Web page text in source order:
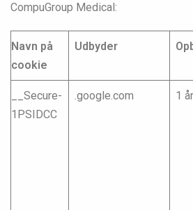
CompuGroup Medical:
Navn på
cookie
Udbyder
__Secure-
1PSIDCC
.google.com 1 år